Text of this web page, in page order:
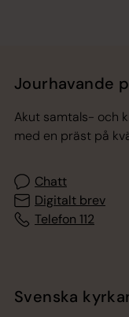
Jourhavande
Akut samtals- och
med en präst på
Chatt
Digitalt brev
Telefon 112
Svenska